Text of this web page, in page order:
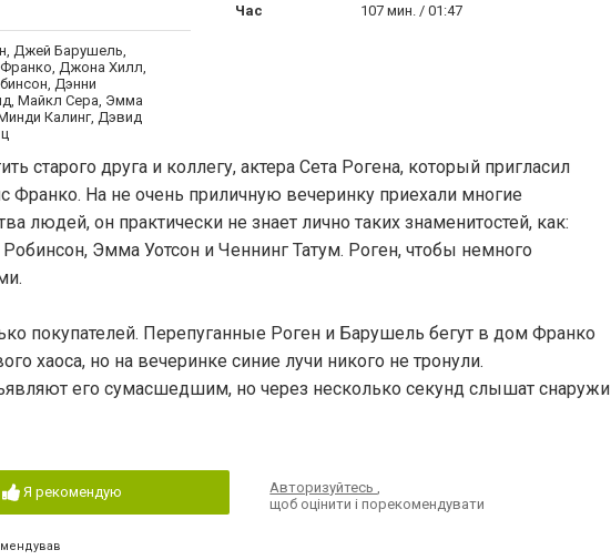
Джей Барушель,
Джона Хилл,
Дэнни
Майкл Сера, Эмма
Калинг, Дэвид
Час 107 мин. / 01:47
друга и коллегу, актера Сета Рогена, который пригласил
На не очень приличную вечеринку приехали многие
людей, он практически не знает лично таких знаменитостей, как:
Эмма Уотсон и Ченнинг Татум. Роген, чтобы немного
покупателей. Перепуганные Роген и Барушель бегут в дом Франко
хаоса, но на вечеринке синие лучи никого не тронули.
его сумасшедшим, но через несколько секунд слышат снаружи
Я рекомендую Авторизуйтесь
щоб оцінити і порекомендувати